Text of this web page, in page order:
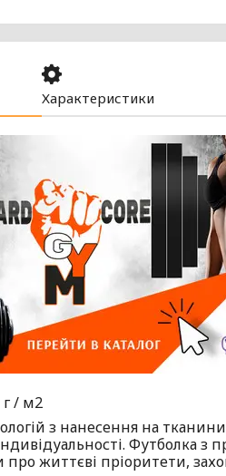
Характеристики
г / м2
з нанесення на
Футболка з
життєві пріоритети,